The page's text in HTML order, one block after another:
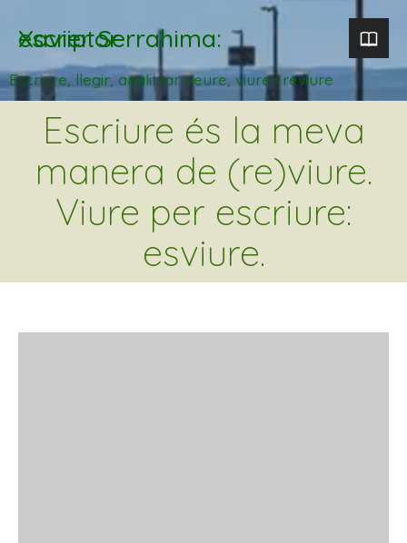
Xavier Serrahima: escriptor
Escriure, llegir, analitzar. veure, viure i reviure
Escriure és la meva
manera de (re)viure.
Viure per escriure:
esviure.